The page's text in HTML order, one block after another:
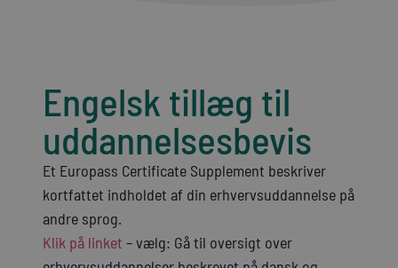
Engelsk tillæg til
uddannelsesbevis
Et Europass Certificate Supplement beskriver
kortfattet indholdet af din erhvervsuddannelse på
andre sprog.
Klik på linket – vælg: Gå til oversigt over